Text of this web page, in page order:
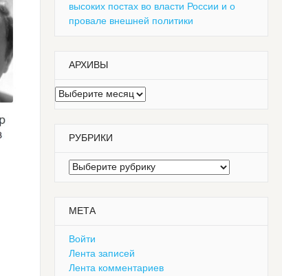
высоких постах во власти России и о
провале внешней политики
АРХИВЫ
Архивы
РУБРИКИ
Рубрики
МЕТА
Войти
Лента записей
Лента комментариев